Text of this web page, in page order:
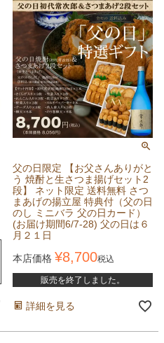
父の日限定 【お父さんありがと
う 焼酎と生さつま揚げセット2
段】 ネット限定 送料無料 さつ
まあげの揚立屋 特典付（父の日
のし ミニバラ 父の日カード）
(お届け期間6/7-28) 父の日は６
月２１日
本店価格 ¥8,700税込
販売を終了しました。
詳細を見る